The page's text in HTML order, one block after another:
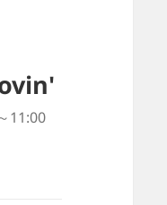
11:00